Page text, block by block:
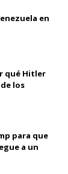
en
qué Hitler
los
para que
a un